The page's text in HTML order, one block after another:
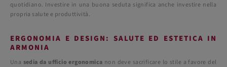
quotidiano. Investire in una buona seduta significa anche investire nella
propria salute e produttività.
ERGONOMIA E DESIGN: SALUTE ED ESTETICA IN
ARMONIA
Una sedia da ufficio ergonomica non deve sacrificare lo stile a favore del